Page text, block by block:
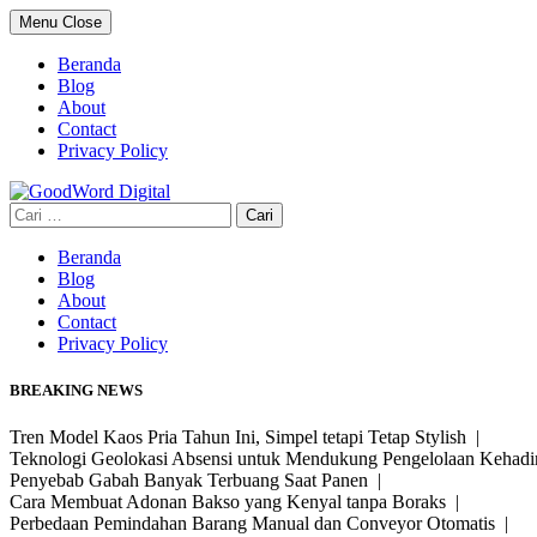
Skip
to
content
Menu Close
Beranda
Blog
About
Contact
Privacy Policy
Cari
untuk:
Beranda
Blog
About
Contact
Privacy Policy
BREAKING NEWS
Tren Model Kaos Pria Tahun Ini, Simpel tetapi Tetap Stylish |
Teknologi Geolokasi Absensi untuk Mendukung Pengelolaan
Penyebab Gabah Banyak Terbuang Saat Panen |
Cara Membuat Adonan Bakso yang Kenyal tanpa Boraks |
Perbedaan Pemindahan Barang Manual dan Conveyor Otomatis |